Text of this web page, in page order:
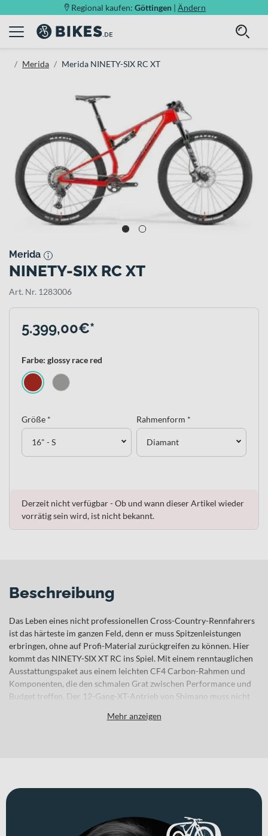
Regional kaufen: Göttingen | Ändern
Merida Merida NINETY-SIX RC XT
Merida
NINETY-SIX RC XT
Art. Nr. 1283006
5.399,00€*
Farbe: glossy race red
Größe *
16" - S
Rahmenform *
Diamant
Derzeit nicht verfügbar - Ob und wann dieser Artikel wieder
vorrätig sein wird, ist nicht bekannt.
Beschreibung
Das Leben eines nicht professionellen Cross-Country-Rennfahrers
ist das härteste im ganzen Feld, denn er muss Spitzenleistungen
erbringen, ohne auf Profi-Material zurückgreifen zu können. Hier
kommt das NINETY-SIX XT RC ins Spiel. Mit einem renntauglichen
Ausstattungspaket aus einem leichten CF4 Carbon-Rahmen und
Komponenten, die den schmalen Grat zwischen Performance und
Budget treffen. Der 12-Gang-XT-Antrieb von Shimano muss nicht
der Float-Dämpfer von Fox mit 100 mm Federweg Runde um
sowie der absoluten Bereitschaft auch aktuelle, höchst
Carbon-Rahmenplattform und das P-FLEX-Fahrwerk sind die
Mehr anzeigen